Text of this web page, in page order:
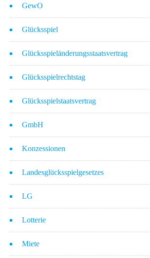
GewO
Glücksspiel
Glücksspieländerungsstaatsvertrag
Glücksspielrechtstag
Glücksspielstaatsvertrag
GmbH
Konzessionen
Landesglücksspielgesetzes
LG
Lotterie
Miete